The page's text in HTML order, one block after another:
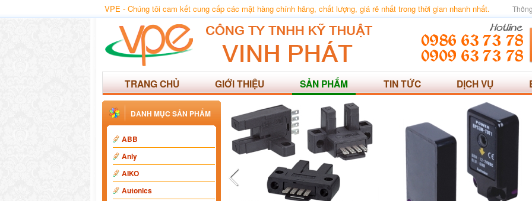
VPE - Chúng tôi cam kết cung cấp các mặt hàng chính hãng, chất lượng, giá rẻ nhất trong thời gian nhanh nhất.
TRANG CHỦ GIỚI THIỆU SẢN PHẨM TIN TỨC DỊCH VỤ
DANH MỤC SẢN PHẨM
ABB
Anly
AIKO
Autonics